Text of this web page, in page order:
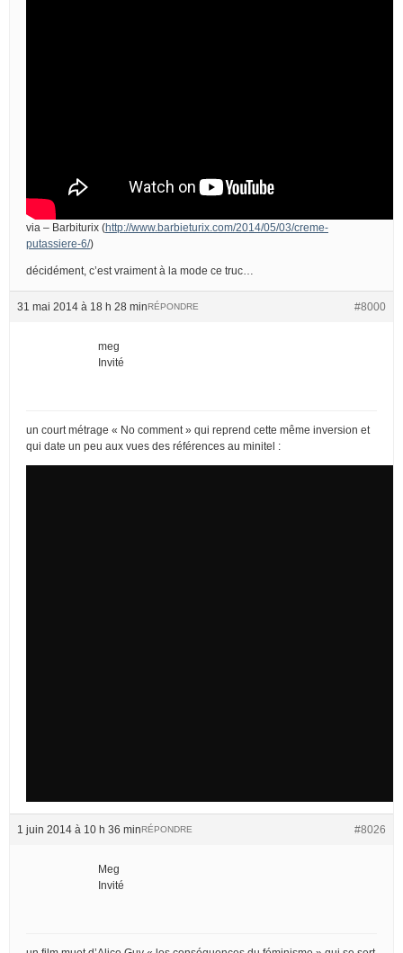
via – Barbiturix (http://www.barbieturix.com/2014/05/03/creme-
putassiere-6/)
décidément, c’est vraiment à la mode ce truc…
31 mai 2014 à 18 h 28 min #8000
RÉPONDRE
meg
Invité
un court métrage « No comment » qui reprend cette même inversion et
qui date un peu aux vues des références au minitel :
1 juin 2014 à 10 h 36 min #8026
RÉPONDRE
Meg
Invité